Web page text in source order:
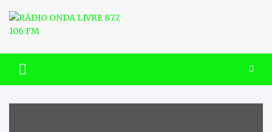
content
RÁDIO ONDA LIVRE 87.7, 106
FM